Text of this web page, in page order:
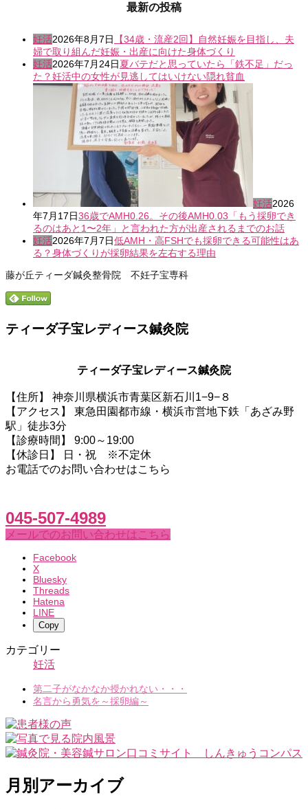
最新の投稿
妊活2026年8月7日
【34歳・流産2回】自然妊娠を目指し、夫
婦で取り組んだ妊娠・出産に向けた身体づくり
妊活2026年7月24日夏バテだと思っていたら「鉄不足」だっ
た？妊活中の女性が見逃してはいけない隠れ貧血
妊活2026
年7月17日36歳でAMH0.26。その後AMH0.03「もう採卵でき
るのはあと1〜2年」と言われた方が出産されるまでのお話
妊活2026年7月7日低AMH・高FSHでも採卵できる可能性はあ
る？身体づくりが採卵結果を左右する理由
藤が丘ティーダ鍼灸整骨院 不妊子宝専科
ティーダ子宝レディース鍼灸院
ティーダ子宝レディース鍼灸院
【住所】 神奈川県横浜市青葉区新石川1−9−８
【アクセス】 東急田園都市線・横浜市営地下鉄「あざみ野
駅」徒歩3分
【診療時間】 9:00～19:00
【休診日】 日・祝 ※不定休
お電話でのお問い合わせはこちら
045-507-4989
メールでのお問い合わせはこちら
Facebook
X
Bluesky
Threads
Hatena
LINE
Copy
カテゴリー
妊活
第二子がなかなか授かれない・・・
名言から勇気を～採卵編～
月別アーカイブ